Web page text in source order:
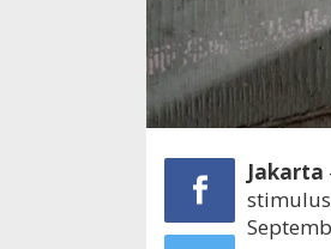
Jakarta